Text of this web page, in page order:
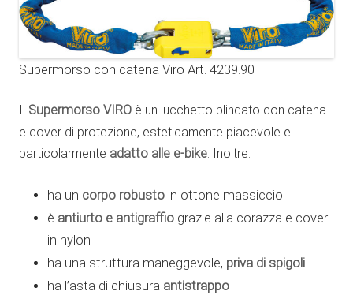
Supermorso con catena Viro Art. 4239.90
Supermorso VIRO è un lucchetto blindato con catena
e cover di protezione, esteticamente piacevole e
particolarmente adatto alle e-bike. Inoltre:
ha un corpo robusto in ottone massiccio
è antiurto e antigraffio grazie alla corazza e cover
in nylon
ha una struttura maneggevole, priva di spigoli.
ha l’asta di chiusura antistrappo